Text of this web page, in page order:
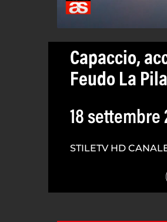
Capaccio,
Feudo La Pila
18 settembre
STILETV HD